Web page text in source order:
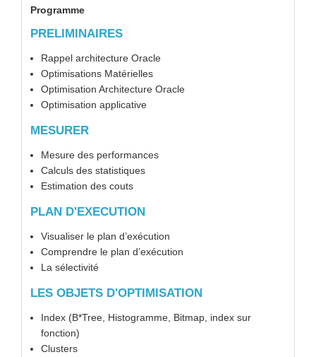
Programme
PRELIMINAIRES
Rappel architecture Oracle
Optimisations Matérielles
Optimisation Architecture Oracle
Optimisation applicative
MESURER
Mesure des performances
Calculs des statistiques
Estimation des couts
PLAN D'EXECUTION
Visualiser le plan d’exécution
Comprendre le plan d’exécution
La sélectivité
LES OBJETS D'OPTIMISATION
Index (B*Tree, Histogramme, Bitmap, index sur
fonction)
Clusters